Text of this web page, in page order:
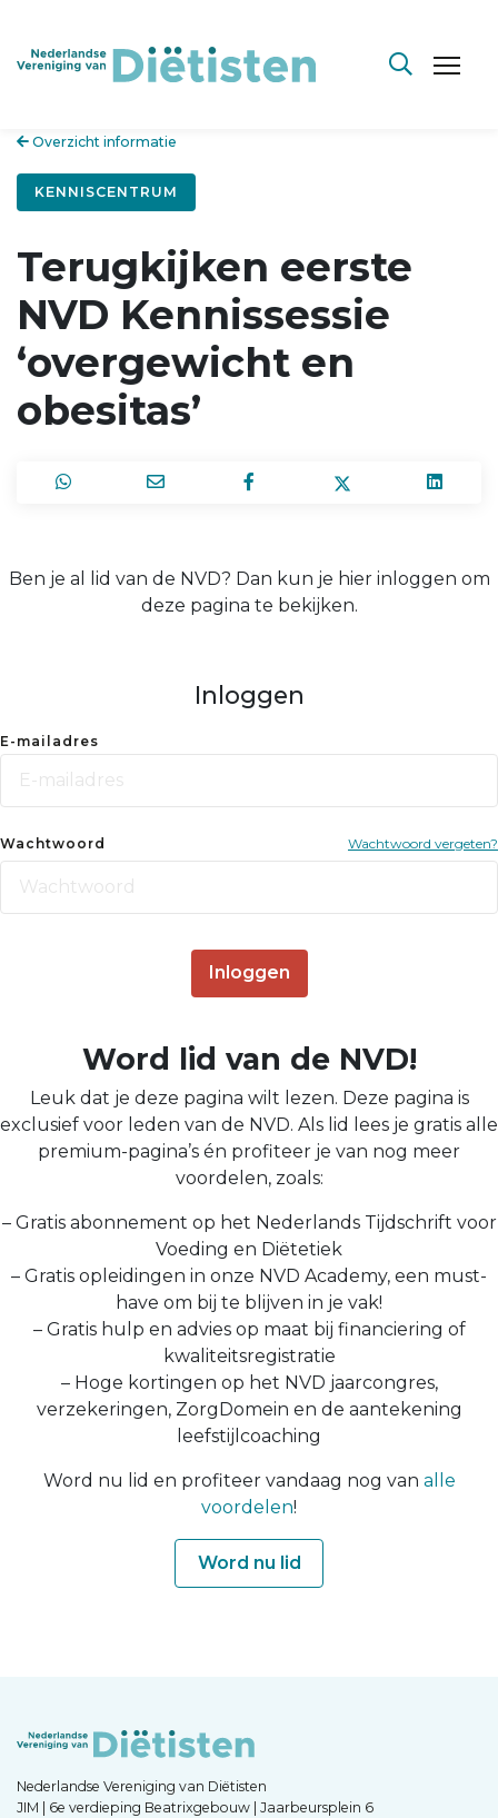
Overzicht informatie
KENNISCENTRUM
Terugkijken eerste
NVD Kennissessie
‘overgewicht en
obesitas’
Ben je al lid van de NVD? Dan kun je hier inloggen om
deze pagina te bekijken.
Inloggen
E-mailadres
Wachtwoord Wachtwoord vergeten?
Inloggen
Word lid van de NVD!
Leuk dat je deze pagina wilt lezen. Deze pagina is
exclusief voor leden van de NVD. Als lid lees je gratis alle
premium-pagina’s én profiteer je van nog meer
voordelen, zoals:
– Gratis abonnement op het Nederlands Tijdschrift voor
Voeding en Diëtetiek
– Gratis opleidingen in onze NVD Academy, een must-
have om bij te blijven in je vak!
– Gratis hulp en advies op maat bij financiering of
kwaliteitsregistratie
– Hoge kortingen op het NVD jaarcongres,
verzekeringen, ZorgDomein en de aantekening
leefstijlcoaching
Word nu lid en profiteer vandaag nog van alle
voordelen!
Word nu lid
Nederlandse Vereniging van Diëtisten
JIM | 6e verdieping Beatrixgebouw | Jaarbeursplein 6